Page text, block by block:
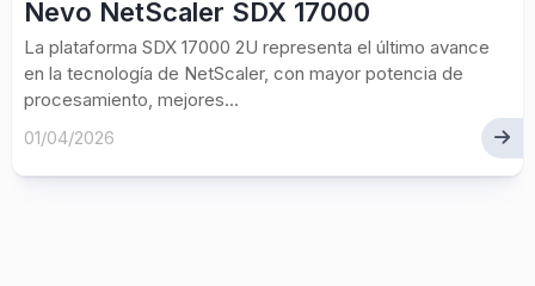
Nevo NetScaler SDX 17000
La plataforma SDX 17000 2U representa el último avance
en la tecnología de NetScaler, con mayor potencia de
procesamiento, mejores...
01/04/2026